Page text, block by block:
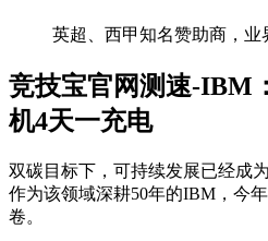
英超、西甲知名赞助商，业
竞技宝官网测速-IBM
机4天一充电
双碳目标下，可持续发展已经成
作为该领域深耕50年的IBM，今
卷。